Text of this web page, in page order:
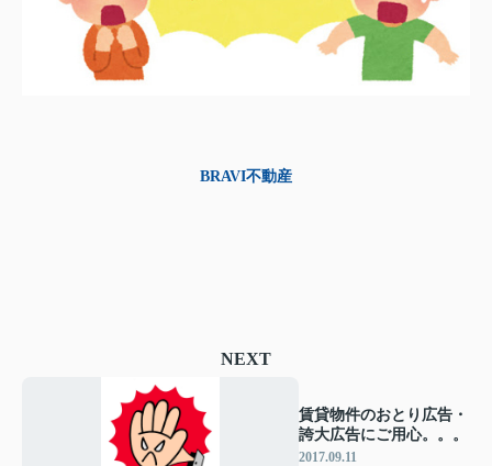
BRAVI不動産
NEXT
賃貸物件のおとり広告・
誇大広告にご用心。。。
2017.09.11